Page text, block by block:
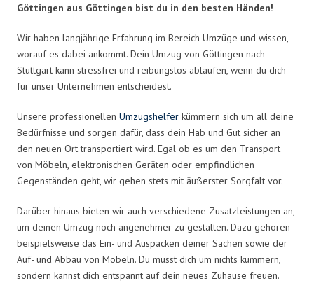
Göttingen aus Göttingen bist du in den besten Händen!
Wir haben langjährige Erfahrung im Bereich Umzüge und wissen,
worauf es dabei ankommt. Dein Umzug von Göttingen nach
Stuttgart kann stressfrei und reibungslos ablaufen, wenn du dich
für unser Unternehmen entscheidest.
Unsere professionellen Umzugshelfer kümmern sich um all deine
Bedürfnisse und sorgen dafür, dass dein Hab und Gut sicher an
den neuen Ort transportiert wird. Egal ob es um den Transport
von Möbeln, elektronischen Geräten oder empfindlichen
Gegenständen geht, wir gehen stets mit äußerster Sorgfalt vor.
Darüber hinaus bieten wir auch verschiedene Zusatzleistungen an,
um deinen Umzug noch angenehmer zu gestalten. Dazu gehören
beispielsweise das Ein- und Auspacken deiner Sachen sowie der
Auf- und Abbau von Möbeln. Du musst dich um nichts kümmern,
sondern kannst dich entspannt auf dein neues Zuhause freuen.